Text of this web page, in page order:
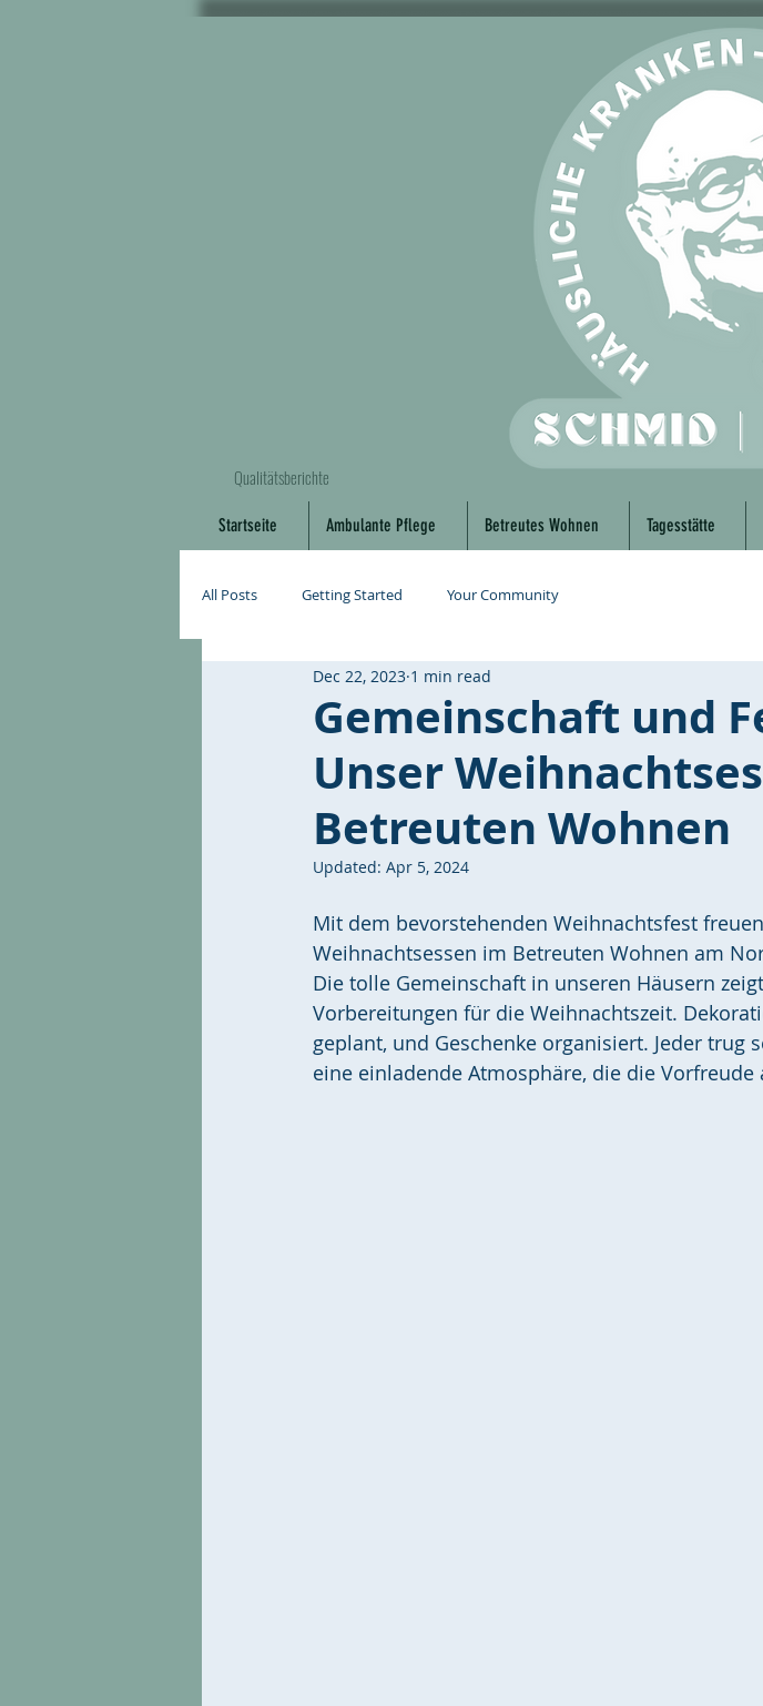
Qualitätsberichte
Startseite Ambulante Pflege Betreutes Wohnen Tagesstätte
All Posts Getting Started Your Community
Gemeinschaft und
Unser
Betreuten Wohnen
Dec 22, 2023 1 min read
Updated: Apr 5, 2024
Mit dem bevorstehenden Weihnachtsfest
Weihnachtsessen im Betreuten Wohnen am
Die tolle Gemeinschaft in unseren Häusern
Vorbereitungen für die Weihnachtszeit.
geplant, und Geschenke organisiert. Jeder trug
eine einladende Atmosphäre, die die